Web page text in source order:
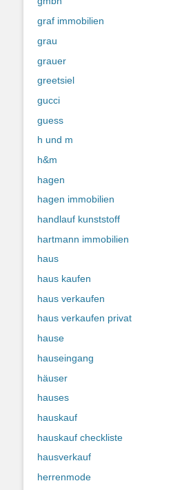
graf immobilien
grau
grauer
greetsiel
gucci
guess
h und m
h&m
hagen
hagen immobilien
handlauf kunststoff
hartmann immobilien
haus
haus kaufen
haus verkaufen
haus verkaufen privat
hause
hauseingang
häuser
hauses
hauskauf
hauskauf checkliste
hausverkauf
herrenmode